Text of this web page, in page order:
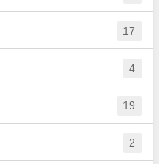
17
4
19
2